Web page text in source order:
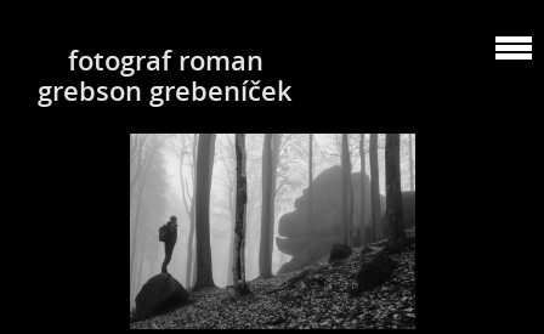
fotograf roman
grebson grebeníček